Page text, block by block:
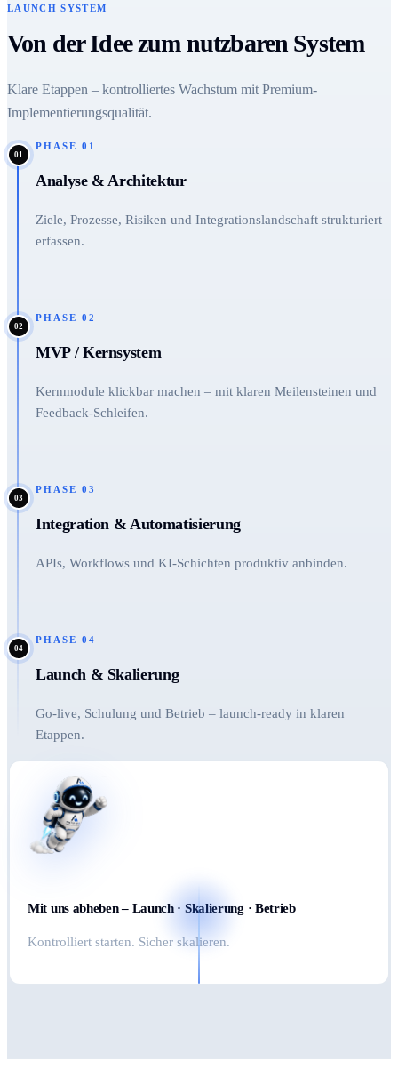
LAUNCH SYSTEM
Von der Idee zum nutzbaren System
Klare Etappen – kontrolliertes Wachstum mit Premium-
Implementierungsqualität.
01
PHASE 01
Analyse & Architektur
Ziele, Prozesse, Risiken und Integrationslandschaft strukturiert
erfassen.
02
PHASE 02
MVP / Kernsystem
Kernmodule klickbar machen – mit klaren Meilensteinen und
Feedback-Schleifen.
03
PHASE 03
Integration & Automatisierung
APIs, Workflows und KI-Schichten produktiv anbinden.
04
PHASE 04
Launch & Skalierung
Go-live, Schulung und Betrieb – launch-ready in klaren
Etappen.
Mit uns abheben – Launch · Skalierung · Betrieb
Kontrolliert starten. Sicher skalieren.